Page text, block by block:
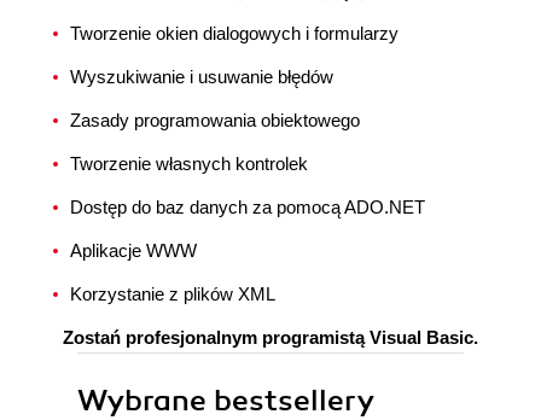
Tworzenie okien dialogowych i formularzy
Wyszukiwanie i usuwanie błędów
Zasady programowania obiektowego
Tworzenie własnych kontrolek
Dostęp do baz danych za pomocą ADO.NET
Aplikacje WWW
Korzystanie z plików XML
Zostań profesjonalnym programistą Visual Basic.
Wybrane bestsellery